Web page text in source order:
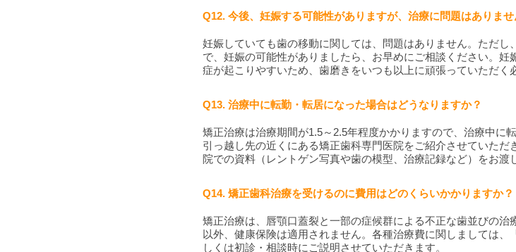
Q12. 今後、妊娠する可能性がありますが、治療に問題はありませ
妊娠していても歯の移動に関しては、問題はありません。ただ
で、妊娠の可能性がありましたら、お早めにご相談ください。
症が起こりやすいため、歯磨きをいつも以上に頑張っていただく
Q13. 治療中に転勤・転居になった場合はどうなりますか？
矯正治療は治療期間が1.5～2.5年程度かかりますので、治療中に
引っ越し先の近くにある矯正歯科専門医院をご紹介させていた
院での資料（レントゲン写真や歯の模型、治療記録など）をお渡
Q14. 矯正歯科治療を受けるのに費用はどのくらいかかりますか？
矯正治療は、唇顎口蓋裂と一部の症候群による不正な歯並びの
以外、健康保険は適用されません。各種治療費に関しましては、
しくは初診・相談時にご説明させていただきます。